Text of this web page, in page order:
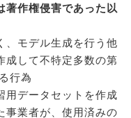
著作権侵害であった以
、モデル生成を行う他
成して不特定多数の第
行為
用データセットを作成
事業者が、使用済みの